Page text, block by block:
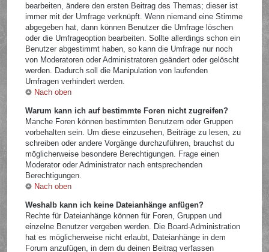
bearbeiten, ändere den ersten Beitrag des Themas; dieser ist
immer mit der Umfrage verknüpft. Wenn niemand eine Stimme
abgegeben hat, dann können Benutzer die Umfrage löschen
oder die Umfrageoption bearbeiten. Sollte allerdings schon ein
Benutzer abgestimmt haben, so kann die Umfrage nur noch
von Moderatoren oder Administratoren geändert oder gelöscht
werden. Dadurch soll die Manipulation von laufenden
Umfragen verhindert werden.
Nach oben
Warum kann ich auf bestimmte Foren nicht zugreifen?
Manche Foren können bestimmten Benutzern oder Gruppen
vorbehalten sein. Um diese einzusehen, Beiträge zu lesen, zu
schreiben oder andere Vorgänge durchzuführen, brauchst du
möglicherweise besondere Berechtigungen. Frage einen
Moderator oder Administrator nach entsprechenden
Berechtigungen.
Nach oben
Weshalb kann ich keine Dateianhänge anfügen?
Rechte für Dateianhänge können für Foren, Gruppen und
einzelne Benutzer vergeben werden. Die Board-Administration
hat es möglicherweise nicht erlaubt, Dateianhänge in dem
Forum anzufügen, in dem du deinen Beitrag verfassen